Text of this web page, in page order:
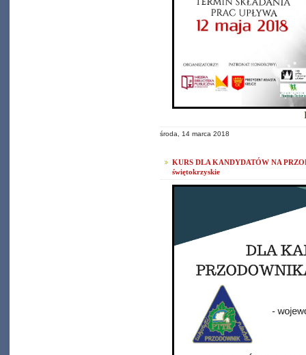
środa, 14 marca 2018
KURS DLA KANDYDATÓW NA
świętokrzyskie